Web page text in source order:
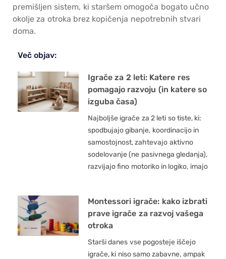
premišljen sistem, ki staršem omogoča bogato učno
okolje za otroka brez kopičenja nepotrebnih stvari
doma.
Več objav:
Igrače za 2 leti: Katere res
pomagajo razvoju (in katere so
izguba časa)
Najboljše igrače za 2 leti so tiste, ki:
spodbujajo gibanje, koordinacijo in
samostojnost, zahtevajo aktivno
sodelovanje (ne pasivnega gledanja),
razvijajo fino motoriko in logiko, imajo
Montessori igrače: kako izbrati
prave igrače za razvoj vašega
otroka
Starši danes vse pogosteje iščejo
igrače, ki niso samo zabavne, ampak